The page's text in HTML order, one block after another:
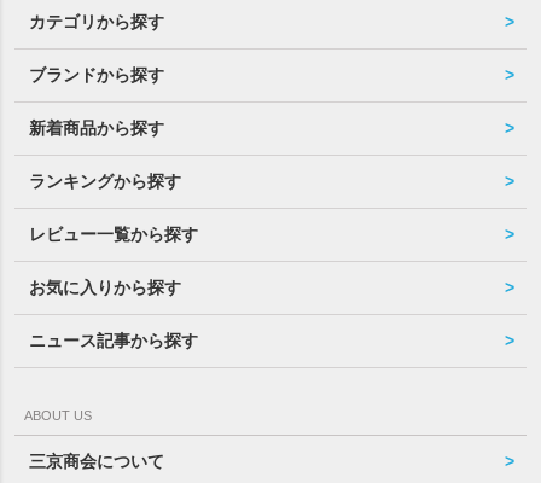
カテゴリから探す
ブランドから探す
新着商品から探す
ランキングから探す
レビュー一覧から探す
お気に入りから探す
ニュース記事から探す
ABOUT US
三京商会について